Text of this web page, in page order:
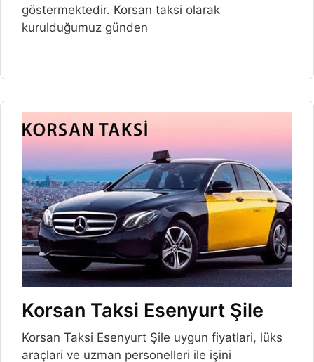
göstermektedir. Korsan taksi olarak
kurulduğumuz günden
Korsan Taksi Esenyurt Şile
Korsan Taksi Esenyurt Şile uygun fiyatlari, lüks
araçlari ve uzman personelleri ile işini